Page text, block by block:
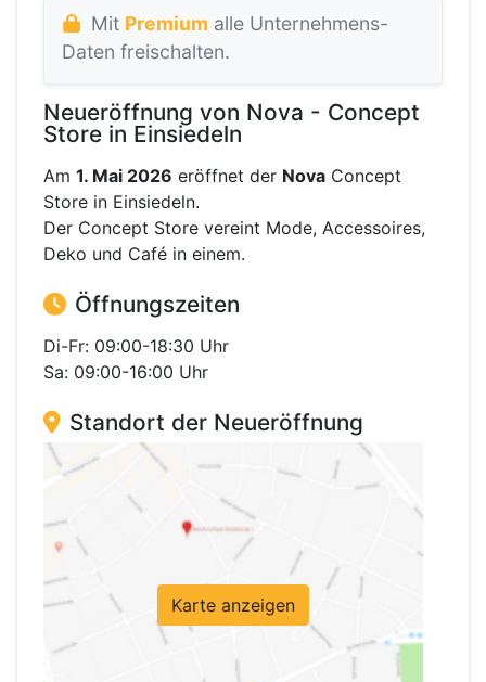
Mit Premium alle Unternehmens-
Daten freischalten.
Neueröffnung von Nova - Concept
Store in Einsiedeln
Am 1. Mai 2026 eröffnet der Nova Concept
Store in Einsiedeln.
Der Concept Store vereint Mode, Accessoires,
Deko und Café in einem.
Öffnungszeiten
Di-Fr: 09:00-18:30 Uhr
Sa: 09:00-16:00 Uhr
Standort der Neueröffnung
Karte anzeigen